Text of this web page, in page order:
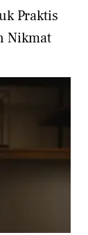
Praktis
Nikmat